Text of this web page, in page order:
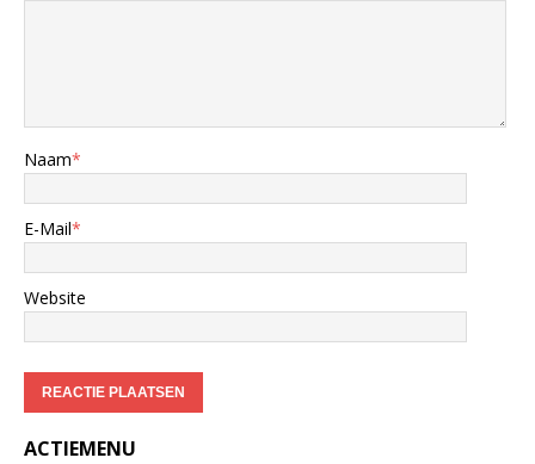
Naam*
E-Mail*
Website
ACTIEMENU